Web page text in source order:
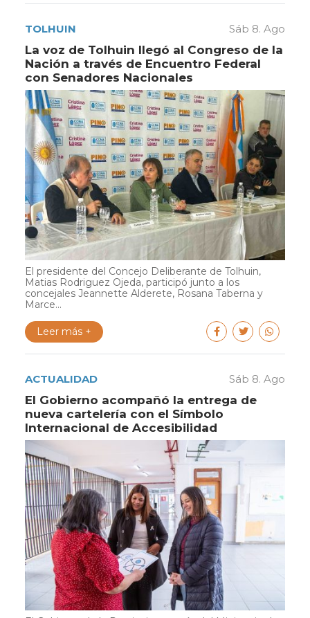
TOLHUIN Sáb 8. Ago
La voz de Tolhuin llegó al Congreso de la
Nación a través de Encuentro Federal
con Senadores Nacionales
El presidente del Concejo Deliberante de Tolhuin,
Matias Rodriguez Ojeda, participó junto a los
concejales Jeannette Alderete, Rosana Taberna y
Marce...
Leer más +
ACTUALIDAD Sáb 8. Ago
El Gobierno acompañó la entrega de
nueva cartelería con el Símbolo
Internacional de Accesibilidad